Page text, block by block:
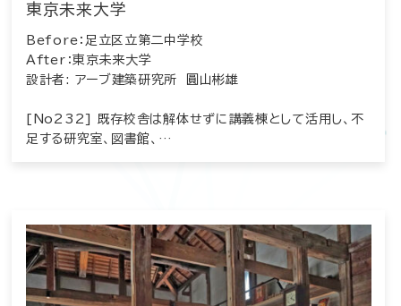
東京未来大学
Before：足立区立第二中学校
After：東京未来大学
設計者: アーブ建築研究所 圓山彬雄
[No232] 既存校舎は解体せずに講義棟として活用し、不
足する研究室、図書館、…